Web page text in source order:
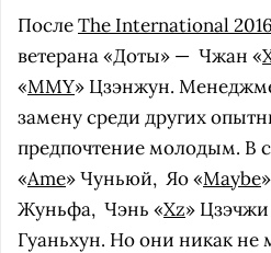
ПослеThe International 2016
ветерана «Доты» — Чжан «
«MMY» Цзэнжун.
замену среди других
предпочтение молодым. В
«Ame» Чуньюй, Яо «Maybe
Жуньфа, Чэнь «Xz»
Гуаньхун. Но они никак не